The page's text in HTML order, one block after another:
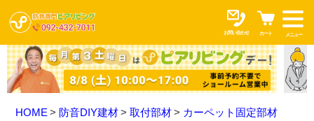
お問い合わせ カート メニュー
HOME 防音DIY建材 取付部材
カーペット固定部材